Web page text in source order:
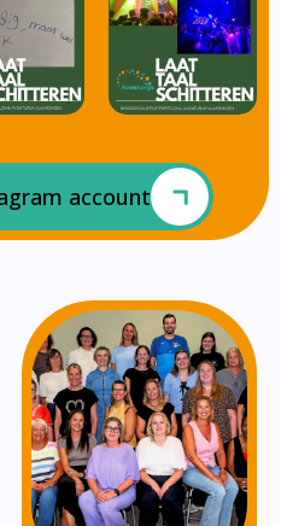
account